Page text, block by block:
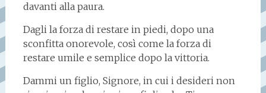
davanti alla paura.
Dagli la forza di restare in piedi, dopo una
sconfitta onorevole, così come la forza di
restare umile e semplice dopo la vittoria.
Dammi un figlio, Signore, in cui i desideri non